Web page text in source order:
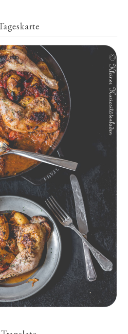
auf Paprikakraut und kleinen
Kartoffeln